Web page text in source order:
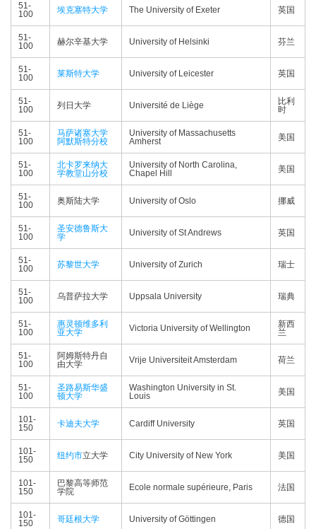
51-
100
埃克塞特大学 The University of Exeter 英国
51-
100
赫尔辛基大学 University of Helsinki 芬兰
51-
100
莱斯特大学 University of Leicester 英国
51-
100
列日大学 Université de Liège
比利
时
51-
100
马萨诸塞大学
阿默斯特分校
University of Massachusetts
Amherst
美国
51-
100
北卡罗来纳大
学教堂山分校
University of North Carolina,
Chapel Hill
美国
51-
100
奥斯陆大学 University of Oslo 挪威
51-
100
圣安德鲁斯大
学
University of St Andrews 英国
51-
100
苏黎世大学 University of Zurich 瑞士
51-
100
乌普萨拉大学 Uppsala University 瑞典
51-
100
惠灵顿维多利
亚大学
Victoria University of Wellington
新西
兰
51-
100
阿姆斯特丹自
由大学
Vrije Universiteit Amsterdam 荷兰
51-
100
圣路易斯华盛
顿大学
Washington University in St.
Louis
美国
101-
150
卡迪夫大学 Cardiff University 英国
101-
150
纽约市立大学 City University of New York 美国
101-
150
巴黎高等师范
学院
Ecole normale supérieure, Paris 法国
101-
150
哥廷根大学 University of Göttingen 德国